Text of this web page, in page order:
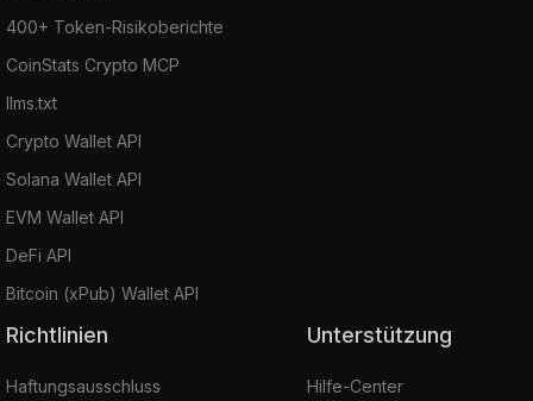
400+ Token-Risikoberichte
CoinStats Crypto MCP
llms.txt
Crypto Wallet API
Solana Wallet API
EVM Wallet API
DeFi API
Bitcoin (xPub) Wallet API
Richtlinien
Haftungsausschluss
Unterstützung
Hilfe-Center